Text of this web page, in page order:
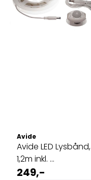
Avide
Avide LED Lysbånd,
1,2m inkl. ...
249,-